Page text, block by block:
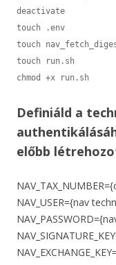
deactivate
touch .env
touch
touch run.sh
Definiáld a
előbb
NAV_USER={nav